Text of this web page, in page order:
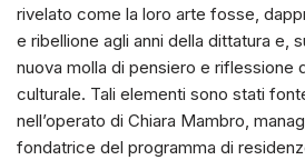
rivelato come la loro arte fosse,
e ribellione agli anni della dittatura e,
nuova molla di pensiero e riflessione
culturale. Tali elementi sono stati
nell’operato di Chiara Mambro,
fondatrice del programma di